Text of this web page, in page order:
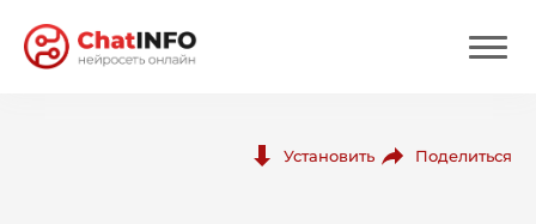
Установить Поделиться